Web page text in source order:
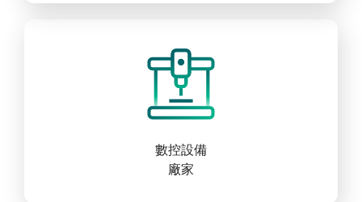
數控設備
廠家